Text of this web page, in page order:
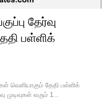
தேர்வு
பள்ளிக்
வெளியாகும் தேதி பள்ளிக்
முடிவுகள் வரும் 1...